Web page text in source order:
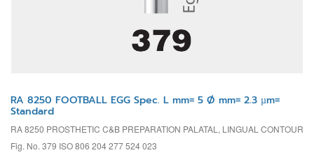
RA 8250 FOOTBALL EGG Spec. L mm= 5 Ø mm= 2.3 µm=
Standard
RA 8250 PROSTHETIC C&B PREPARATION PALATAL, LINGUAL CONTOUR
Fig. No. 379 ISO 806 204 277 524 023